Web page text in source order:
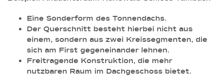
Eine Sonderform des Tonnendachs.
Der Querschnitt besteht hierbei nicht aus
einem, sondern aus zwei Kreissegmenten, die
sich am First gegeneinander lehnen.
Freitragende Konstruktion, die mehr
nutzbaren Raum im Dachgeschoss bietet.